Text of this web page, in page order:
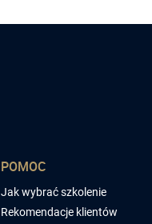
POMOC
Jak wybrać szkolenie
Rekomendacje klientów